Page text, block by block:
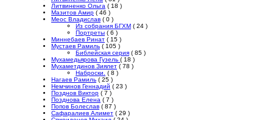
Литвиненко Ольга ( 18 )
Мазитов Амир ( 46 )
Меос Владислав ( 0 )
Из собрания БГХМ ( 24 )
Портреты ( 6 )
Миннебаев Ринат ( 15 )
Мустаев Рамиль ( 105 )
Библейская серия ( 85 )
Мухамедьярова Гузель ( 18 )
Мухаметдинов Зиялет ( 78 )
Наброски. ( 8 )
Нагаев Рамиль ( 25 )
Немчинов Геннадий ( 23 )
Позднов Виктор ( 7 )
Позднова Елена ( 7 )
Попов Болеслав ( 87 )
Сафаралиев Алимет ( 29 )